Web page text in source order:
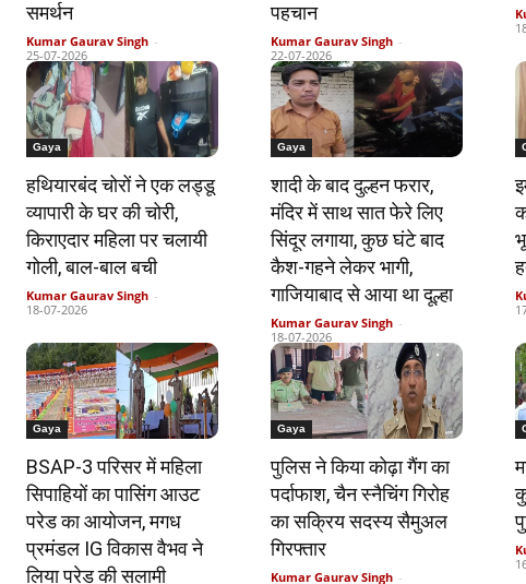
समर्थन
Kumar Gaurav Singh -
25-07-2026
पहचान
Kumar Gaurav Singh -
22-07-2026
Gaya
हथियारबंद चोरों ने एक लड्डू
व्यापारी के घर की चोरी,
किराएदार महिला पर चलायी
गोली, बाल-बाल बची
Kumar Gaurav Singh -
18-07-2026
Gaya
शादी के बाद दुल्हन फरार,
मंदिर में साथ सात फेरे लिए
सिंदूर लगाया, कुछ घंटे बाद
कैश-गहने लेकर भागी,
गाजियाबाद से आया था दूल्हा
Kumar Gaurav Singh -
18-07-2026
Gaya
BSAP-3 परिसर में महिला
सिपाहियों का पासिंग आउट
परेड का आयोजन, मगध
प्रमंडल IG विकास वैभव ने
लिया परेड की सलामी
Gaya
पुलिस ने किया कोढ़ा गैंग का
पर्दाफाश, चैन स्नैचिंग गिरोह
का सक्रिय सदस्य सैमुअल
गिरफ्तार
Kumar Gaurav Singh -